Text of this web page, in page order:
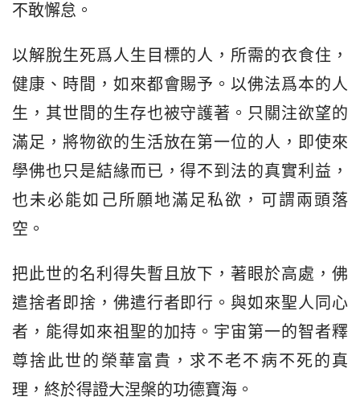
不敢懈怠。
以解脫生死爲人生目標的人，所需的衣食住，
健康、時間，如來都會賜予。以佛法爲本的人
生，其世間的生存也被守護著。只關注欲望的
滿足，將物欲的生活放在第一位的人，即使來
學佛也只是結緣而已，得不到法的真實利益，
也未必能如己所願地滿足私欲，可謂兩頭落
空。
把此世的名利得失暫且放下，著眼於高處，佛
遣捨者即捨，佛遣行者即行。與如來聖人同心
者，能得如來祖聖的加持。宇宙第一的智者釋
尊捨此世的榮華富貴，求不老不病不死的真
理，終於得證大涅槃的功德寶海。